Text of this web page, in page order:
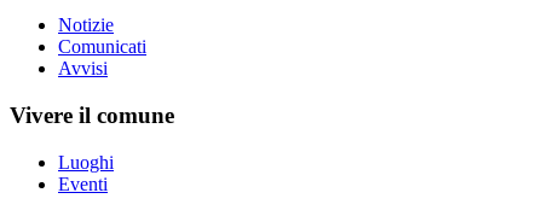
Notizie
Comunicati
Avvisi
Vivere il comune
Luoghi
Eventi